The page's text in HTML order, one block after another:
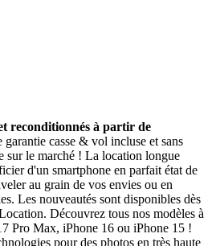
reconditionnés à partir de
garantie casse & vol incluse et sans
sur le marché ! La location longue
d'un smartphone en parfait état de
au grain de vos envies ou en
Les nouveautés sont disponibles dès
Découvrez tous nos modèles à
Pro Max, iPhone 16 ou iPhone 15 !
pour des photos en très haute